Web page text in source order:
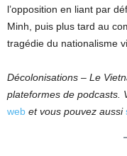
l’opposition en liant par
Minh, puis plus tard au
tragédie du nationalisme
Décolonisations – Le
plateformes de podcasts.
web et vous pouvez aussi